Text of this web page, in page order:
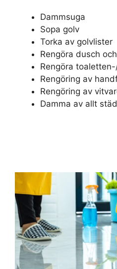
Dammsuga
Sopa golv
Torka av golvlister
Rengöra dusch
Rengöra
Rengöring av
Rengöring av
Damma av allt